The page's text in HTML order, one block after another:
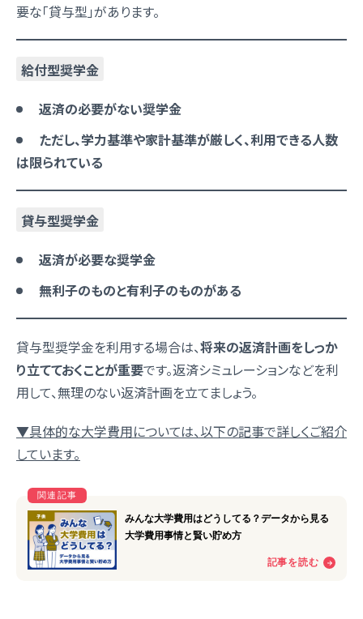
要な「貸与型」があります。
給付型奨学金
返済の必要がない奨学金
ただし、学力基準や家計基準が厳しく、利用できる人数
は限られている
貸与型奨学金
返済が必要な奨学金
無利子のものと有利子のものがある
貸与型奨学金を利用する場合は、将来の返済計画をしっか
り立てておくことが重要です。返済シミュレーションなどを利
用して、無理のない返済計画を立てましょう。
▼具体的な大学費用については、以下の記事で詳しくご紹介
しています。